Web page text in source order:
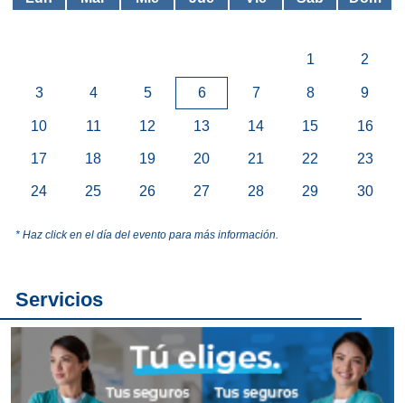
1 2
3 4 5 6 7 8 9
10 11 12 13 14 15 16
17 18 19 20 21 22 23
24 25 26 27 28 29 30
* Haz click en el día del evento para más información.
Servicios